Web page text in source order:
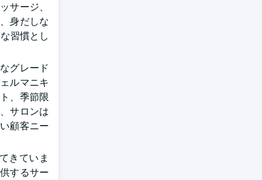
サージ、
身だしな
習慣とし
グレード
ルマニキ
、季節限
サロンは
顧客ニー
きていま
するサー